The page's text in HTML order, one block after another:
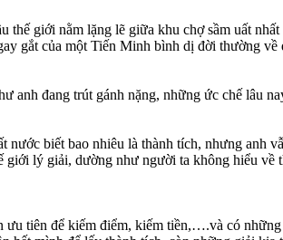
thế giới nằm lặng lẽ giữa khu chợ sầm uất
gắt của một Tiến Minh bình dị đời thường về
anh đang trút gánh nặng, những ức chế lâu
biết bao nhiêu là thành tích, nhưng anh
lý giải, dường như người ta không hiểu về
tiên để kiếm điểm, kiếm tiền,….và có